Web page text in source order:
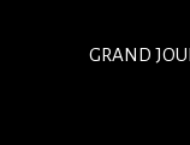
GRAND